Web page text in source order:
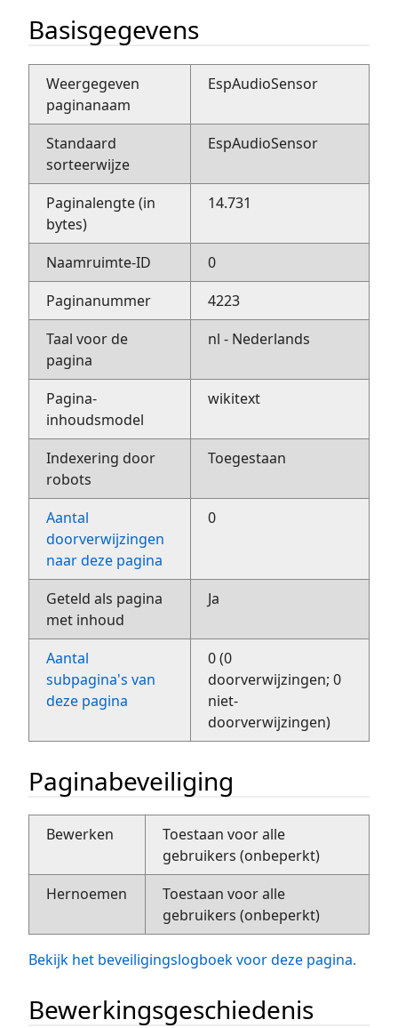
Basisgegevens
Weergegeven
paginanaam
EspAudioSensor
Standaard
sorteerwijze
EspAudioSensor
Paginalengte (in
bytes)
14.731
Naamruimte-ID
0
Paginanummer
4223
Taal voor de
pagina
nl - Nederlands
Pagina-
inhoudsmodel
wikitext
Indexering door
robots
Toegestaan
Aantal
doorverwijzingen
naar deze pagina
0
Geteld als pagina
met inhoud
Ja
Aantal
subpagina's van
deze pagina
0 (0
doorverwijzingen; 0
niet-
doorverwijzingen)
Paginabeveiliging
Bewerken
Toestaan voor alle
gebruikers (onbeperkt)
Hernoemen
Toestaan voor alle
gebruikers (onbeperkt)
Bekijk het beveiligingslogboek voor deze pagina.
Bewerkingsgeschiedenis